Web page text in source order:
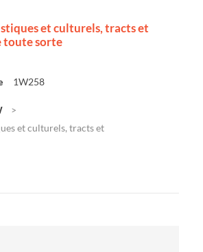
et culturels, tracts et
toute sorte
1W258
et culturels, tracts et